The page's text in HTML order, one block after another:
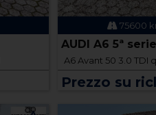
75600
AUDI A6 5ª serie
A6 Avant 50 3.0
Prezzo su